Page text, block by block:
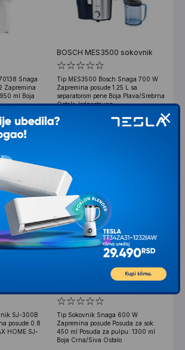
Snaga
Zapremina
ml Boja
BOSCH MES3500 sokovnik
Tip MES3500 Bosch Snaga 700 W
Zapremina posude 1.25 L sa
separatorom pene Boja Plava/Srebrna
Ostalo Jednostavan
22.099 RSD
VIP cena: 21.59500
SJ-300B
posude 0.8
HOME SJ-
HAEGER JE-600.002B
Tip Sokovnik Snaga 600 W
Zapremina posude Posuda za sok:
450 ml Posuda za pulpu: 1300 ml
Boja Crna/Siva Ostalo